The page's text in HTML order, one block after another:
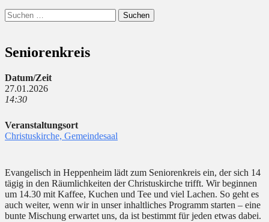
Suchen
Suchen
nach:
Seniorenkreis
Datum/Zeit
27.01.2026
14:30
Veranstaltungsort
Christuskirche, Gemeindesaal
Evangelisch in Heppenheim lädt zum Seniorenkreis ein, der sich 14
tägig in den Räumlichkeiten der Christuskirche trifft. Wir beginnen
um 14.30 mit Kaffee, Kuchen und Tee und viel Lachen. So geht es
auch weiter, wenn wir in unser inhaltliches Programm starten – eine
bunte Mischung erwartet uns, da ist bestimmt für jeden etwas dabei.